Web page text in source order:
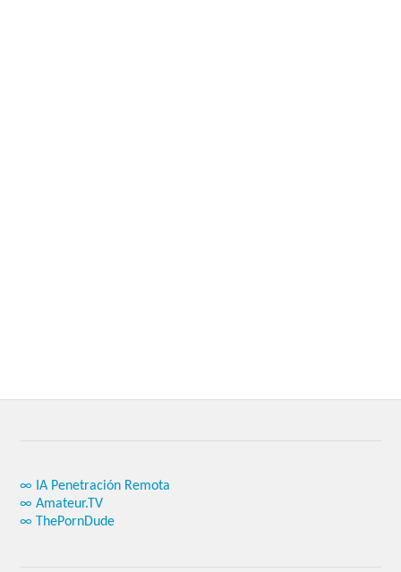
∞ IA Penetración Remota
∞ Amateur.TV
∞ ThePornDude